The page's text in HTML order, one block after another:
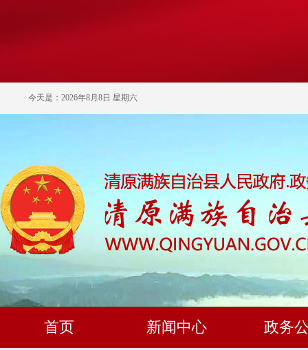
今天是：2026年8月8日 星期六
首页 新闻中心 政务